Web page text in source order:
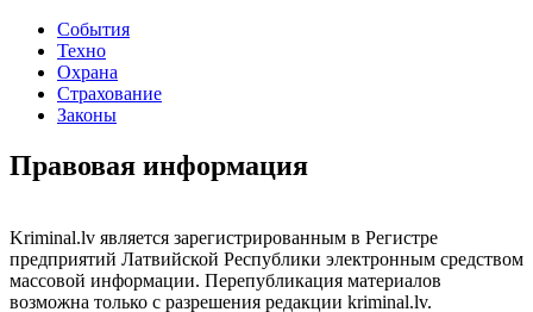
События
Техно
Охрана
Страхование
Законы
Правовая информация
Kriminal.lv является зарегистрированным в Регистре
предприятий Латвийской Республики электронным средством
массовой информации. Перепубликация материалов
возможна только с разрешения редакции kriminal.lv.